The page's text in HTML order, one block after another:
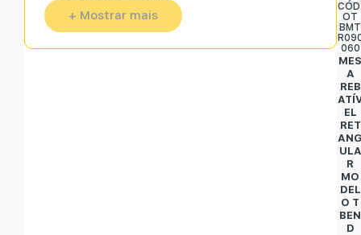
+ Mostrar mais
OT
BMT
060
A
REB
EL
RET
ULA
R
MO
DEL
O T
BEN
D